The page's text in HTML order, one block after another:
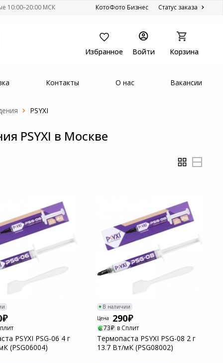
10:00–20:00 МСК КотоФото Бизнес Статус заказа
Корзина
Войти
Избранное
Контакты О нас Вакансии
PSYXI
PSYXI в Москве
PSYXI PSG-06 4 г
(PSG06004)
В наличии
Цена
290
73 в Сплит
Термопаста PSYXI PSG-08 2 г
13.7 Вт/мК (PSG08002)